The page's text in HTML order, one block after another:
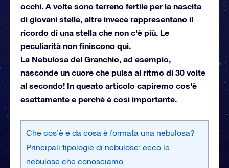
occhi. A volte sono terreno fertile per la nascita
di giovani stelle, altre invece rappresentano il
ricordo di una stella che non c'è più. Le
peculiarità non finiscono qui.
La Nebulosa del Granchio, ad esempio,
nasconde un cuore che pulsa al ritmo di 30 volte
al secondo! In queato articolo capiremo cos'è
esattamente e perché è così importante.
Che cos’è e da cosa è formata una nebulosa?
Principali tipologie di nebulose: ecco le
nebulose che conosciamo